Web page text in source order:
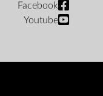
Facebook
Youtube